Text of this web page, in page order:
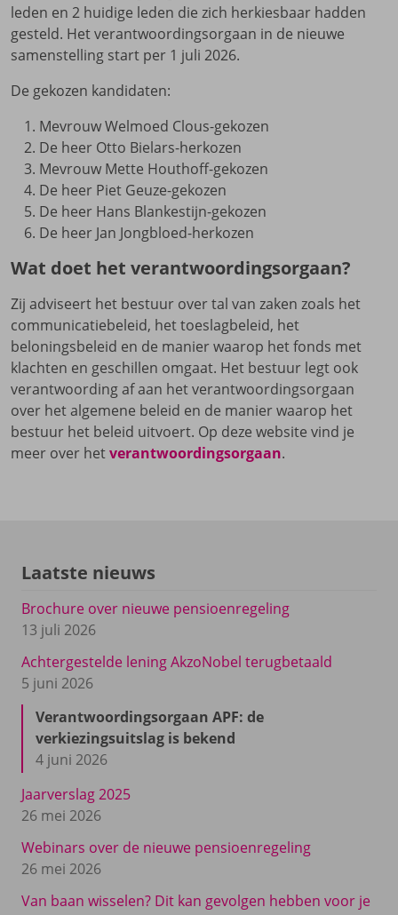
leden en 2 huidige leden die zich herkiesbaar hadden
gesteld. Het verantwoordingsorgaan in de nieuwe
samenstelling start per 1 juli 2026.
De gekozen kandidaten:
Mevrouw Welmoed Clous-gekozen
De heer Otto Bielars-herkozen
Mevrouw Mette Houthoff-gekozen
De heer Piet Geuze-gekozen
De heer Hans Blankestijn-gekozen
De heer Jan Jongbloed-herkozen
Wat doet het verantwoordingsorgaan?
Zij adviseert het bestuur over tal van zaken zoals het
communicatiebeleid, het toeslagbeleid, het
beloningsbeleid en de manier waarop het fonds met
klachten en geschillen omgaat. Het bestuur legt ook
verantwoording af aan het verantwoordingsorgaan
over het algemene beleid en de manier waarop het
bestuur het beleid uitvoert. Op deze website vind je
meer over hetverantwoordingsorgaan.
Laatste nieuws
Brochure over nieuwe pensioenregeling
13 juli 2026
Achtergestelde lening AkzoNobel terugbetaald
5 juni 2026
Verantwoordingsorgaan APF: de
verkiezingsuitslag is bekend
4 juni 2026
Jaarverslag 2025
26 mei 2026
Webinars over de nieuwe pensioenregeling
26 mei 2026
Van baan wisselen? Dit kan gevolgen hebben voor je